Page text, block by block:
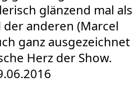
glänzend mal als
der anderen (Marcel
ganz ausgezeichnet
Herz der Show.